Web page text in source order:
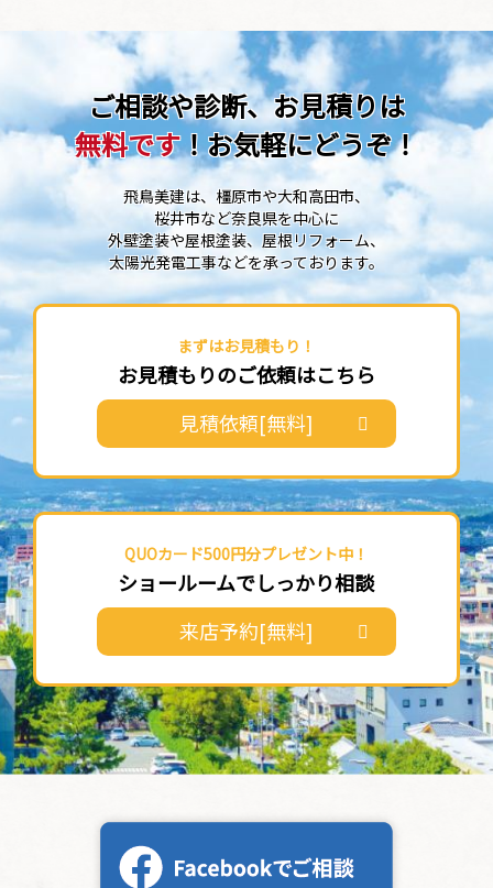
ご相談や診断、お見積りは
無料です！お気軽にどうぞ！
飛鳥美建は、橿原市や大和高田市、
桜井市など奈良県を中心に
外壁塗装や屋根塗装、屋根リフォーム、
太陽光発電工事などを承っております。
まずはお見積もり！
お見積もりのご依頼はこちら
見積依頼[無料]
QUOカード500円分プレゼント中！
ショールームでしっかり相談
来店予約[無料]